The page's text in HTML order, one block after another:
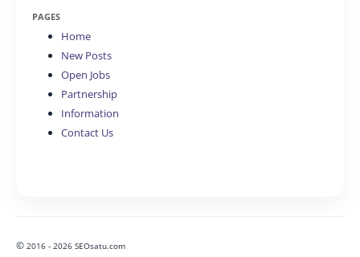
PAGES
Home
New Posts
Open Jobs
Partnership
Information
Contact Us
© 2016 - 2026 SEOsatu.com